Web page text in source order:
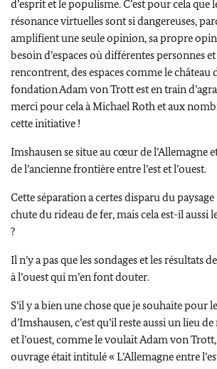
d’esprit et le populisme. C’est pour cela que
résonance virtuelles sont si dangereuses,
amplifient une seule opinion, sa propre
besoin d’espaces où différentes personnes
rencontrent, des espaces comme le château
fondation Adam von Trott est en train
merci pour cela àMichael Rothet aux
cette initiative !
Imshausen se situe au cœur de l’Allemagne
de l’ancienne frontière entre l’est et l’ouest.
Cette séparation a certes disparu du paysage
chute du rideau de fer, mais cela est-il aussi
?
Il n’y a pas que les sondages et les résultats
à l’ouest qui m’en font douter.
S’il y a bien une chose que je souhaite pour
d’Imshausen, c’est qu’il reste aussi un lieu
et l’ouest, comme le voulaitAdam von Trott
ouvrage était intitulé « L’Allemagne entre